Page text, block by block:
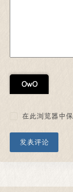
OwO
在此浏览器中
发表评论